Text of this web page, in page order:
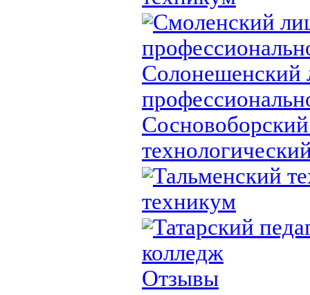
Смоленский
Солонешенский
Тальменский
техникум
Татарский
колледж
Отзывы